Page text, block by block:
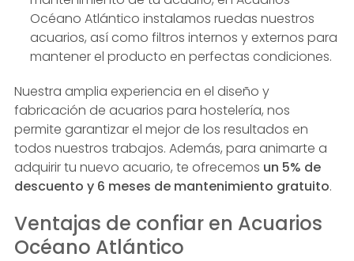
Océano Atlántico instalamos ruedas nuestros
acuarios, así como filtros internos y externos para
mantener el producto en perfectas condiciones.
Nuestra amplia experiencia en el diseño y
fabricación de acuarios para hostelería, nos
permite garantizar el mejor de los resultados en
todos nuestros trabajos. Además, para animarte a
adquirir tu nuevo acuario, te ofrecemos un 5% de
descuento y 6 meses de mantenimiento gratuito.
Ventajas de confiar en Acuarios
Océano Atlántico